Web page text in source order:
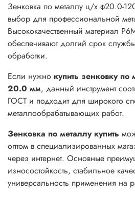
Общая длина: 100-130 мм
Зенковка применяется на
фрезерных станках для обработки
отверстий, снятия заусенцев и
последующей сборки.
Зенковка по металлу ц/х ф20.0-
выбор для профессиональной
Высококачественный материал
обеспечивают долгий срок
обработки.
Если нужно купить зенковку
20.0 мм, данный инструмент
ГОСТ и подходит для широкого
металлообрабатывающих работ.
Зенковка по металлу купить
оптом в специализированных
через интернет. Основные
износостойкость, стабильное
универсальность применения на